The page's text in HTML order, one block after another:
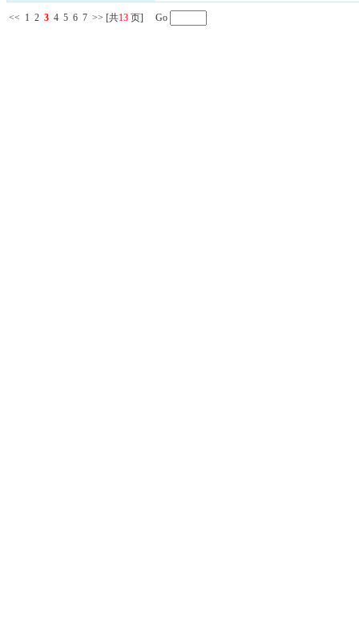
<< 1 2 3 4 5 6 7 >> [共13 页] Go